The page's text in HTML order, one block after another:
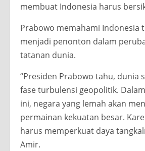
membuat Indonesia harus
Prabowo memahami Indonesia
menjadi penonton dalam
tatanan dunia.
“Presiden Prabowo tahu, dunia
fase turbulensi geopolitik.
ini, negara yang lemah akan
permainan kekuatan besar.
harus memperkuat daya
Amir.